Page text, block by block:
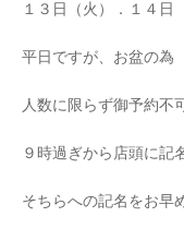
１３日（火）．１４日
平日ですが、お盆の為
人数に限らず御予約不
９時過ぎから店頭に記
そちらへの記名をお早